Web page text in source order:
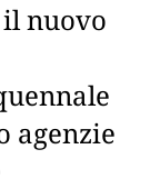
nuovo
agenzie